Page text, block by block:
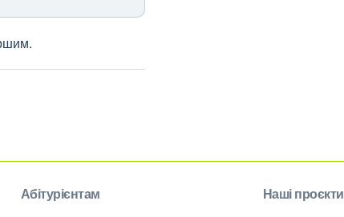
Абітурієнтам Наші проєкти